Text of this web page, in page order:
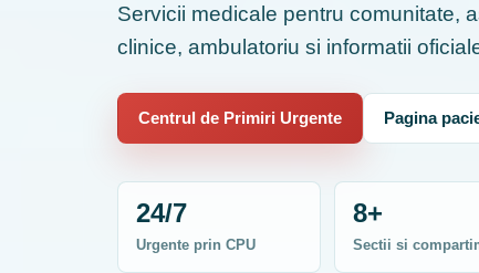
Servicii medicale pentru comunitate,
clinice, ambulatoriu si informatii
Centrul de Primiri Urgente Pagina
24/7
Urgente prin CPU
8+
Sectii si